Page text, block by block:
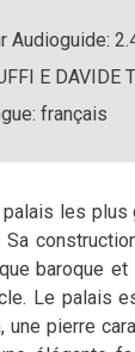
Audioguide:
E DAVIDE
français
les plus
Sa
baroque et
Le palais
une pierre